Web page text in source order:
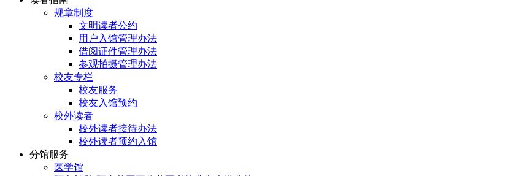
规章制度
文明读者公约
用户入馆管理办法
借阅证件管理办法
参观拍摄管理办法
校友专栏
校友服务
校友入馆预约
校外读者
校外读者接待办法
校外读者预约入馆
分馆服务
医学馆